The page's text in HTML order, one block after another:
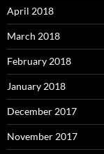
April 2018
March 2018
February 2018
January 2018
December 2017
November 2017